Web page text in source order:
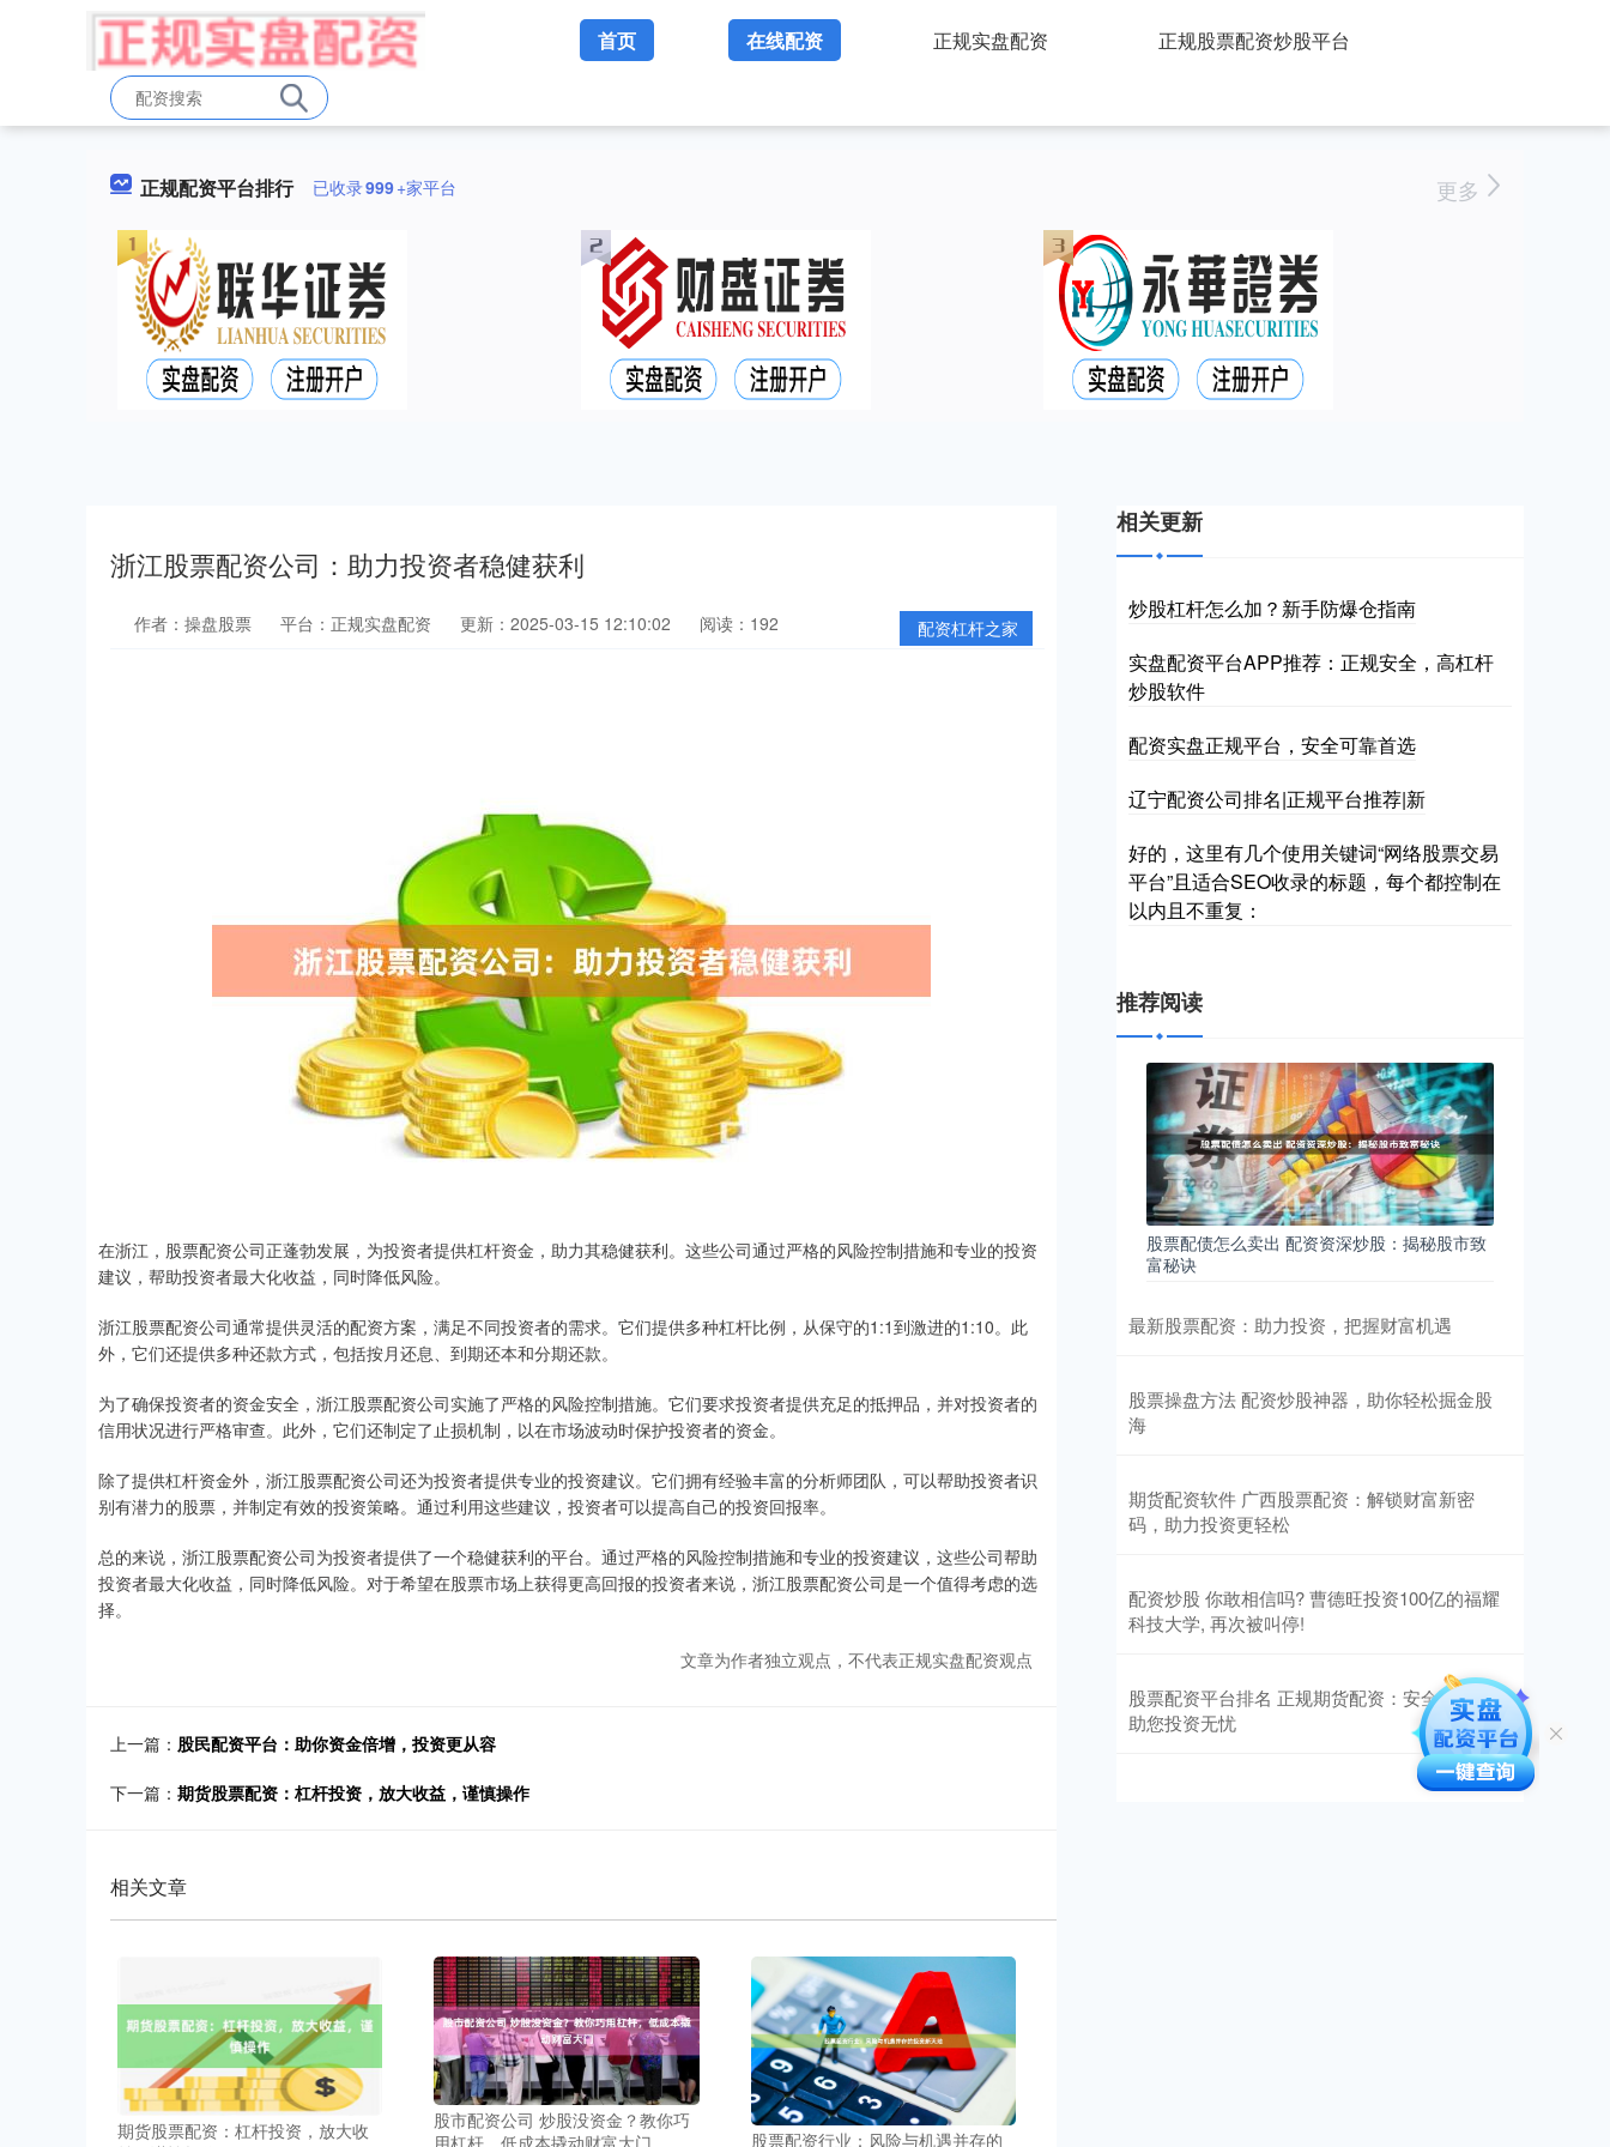
首页 在线配资 正规实盘配资 正规股票配资炒股平台
正规配资平台排行 已收录999+家平台 更多
浙江股票配资公司：助力投资者稳健获利
配资杠杆之家
作者：操盘股票 平台：正规实盘配资 更新：2025-03-15 12:10:02 阅读：192
在浙江，股票配资公司正蓬勃发展，为投资者提供杠杆资金，助力其稳健获利。这些公司通过严格的风险控制措施和专业的投资
建议，帮助投资者最大化收益，同时降低风险。
浙江股票配资公司通常提供灵活的配资方案，满足不同投资者的需求。它们提供多种杠杆比例，从保守的1:1到激进的1:10。此
外，它们还提供多种还款方式，包括按月还息、到期还本和分期还款。
为了确保投资者的资金安全，浙江股票配资公司实施了严格的风险控制措施。它们要求投资者提供充足的抵押品，并对投资者的
信用状况进行严格审查。此外，它们还制定了止损机制，以在市场波动时保护投资者的资金。
除了提供杠杆资金外，浙江股票配资公司还为投资者提供专业的投资建议。它们拥有经验丰富的分析师团队，可以帮助投资者识
别有潜力的股票，并制定有效的投资策略。通过利用这些建议，投资者可以提高自己的投资回报率。
总的来说，浙江股票配资公司为投资者提供了一个稳健获利的平台。通过严格的风险控制措施和专业的投资建议，这些公司帮助
投资者最大化收益，同时降低风险。对于希望在股票市场上获得更高回报的投资者来说，浙江股票配资公司是一个值得考虑的选
择。
文章为作者独立观点，不代表正规实盘配资观点
上一篇： 股民配资平台：助你资金倍增，投资更从容
下一篇： 期货股票配资：杠杆投资，放大收益，谨慎操作
相关文章
期货股票配资：杠杆投资，放大收
股市配资公司 炒股没资金？教你巧
用杠杆，低成本撬动财富大门
股票配资行业：风险与机遇并存的
相关更新
炒股杠杆怎么加？新手防爆仓指南
实盘配资平台APP推荐：正规安全，高杠杆
炒股软件
配资实盘正规平台，安全可靠首选
辽宁配资公司排名|正规平台推荐|新
好的，这里有几个使用关键词“网络股票交易
平台”且适合SEO收录的标题，每个都控制在
以内且不重复：
推荐阅读
股票配债怎么卖出 配资资深炒股：揭秘股市致
富秘诀
最新股票配资：助力投资，把握财富机遇
股票操盘方法 配资炒股神器，助你轻松掘金股
海
期货配资软件 广西股票配资：解锁财富新密
码，助力投资更轻松
配资炒股 你敢相信吗? 曹德旺投资100亿的福耀
科技大学, 再次被叫停!
股票配资平台排名 正规期货配资：安全可靠，
助您投资无忧